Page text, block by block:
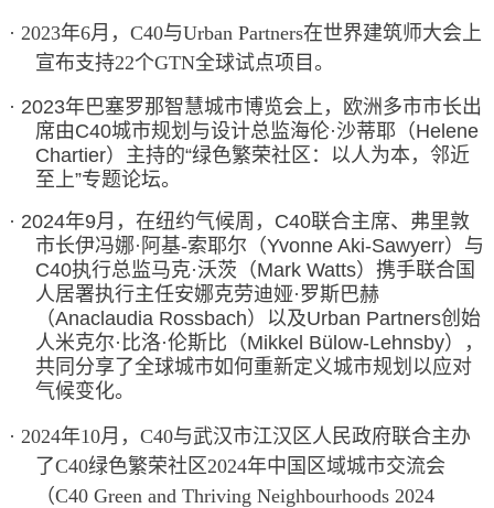
· 2023年6月，C40与Urban Partners在世界建筑师大会上
宣布支持22个GTN全球试点项目。
· 2023年巴塞罗那智慧城市博览会上，欧洲多市市长出
席由C40城市规划与设计总监海伦·沙蒂耶（Helene
Chartier）主持的“绿色繁荣社区：以人为本，邻近
至上”专题论坛。
· 2024年9月，在纽约气候周，C40联合主席、弗里敦
市长伊冯娜· 阿基-索耶尔（Yvonne Aki-Sawyerr）与
C40执行总监马克·沃茨（Mark Watts）携手联合国
人居署执行主任安娜克劳迪娅·罗斯巴赫
（Anaclaudia Rossbach）以及Urban Partners创始
人米克尔· 比洛·伦斯比（Mikkel Bülow-Lehnsby），
共同分享了全球城市如何重新定义城市规划以应对
气候变化。
· 2024年10月，C40与武汉市江汉区人民政府联合主办
了C40绿色繁荣社区2024年中国区域城市交流会
（C40 Green and Thriving Neighbourhoods 2024